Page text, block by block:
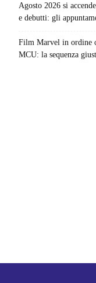
Agosto 2026 si
e debutti: gli
Film Marvel in ordine
MCU: la sequenza